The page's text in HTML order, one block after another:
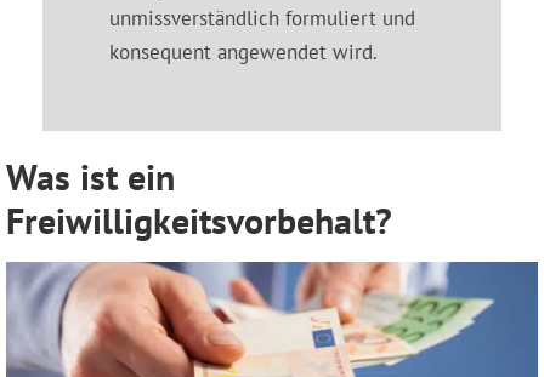
unmissverständlich formuliert und
konsequent angewendet wird.
Was ist ein
Freiwilligkeitsvorbehalt?